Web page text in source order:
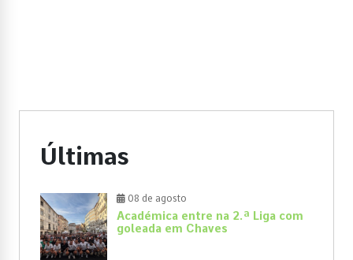
Últimas
08 de agosto
Académica entre na 2.ª Liga com
goleada em Chaves